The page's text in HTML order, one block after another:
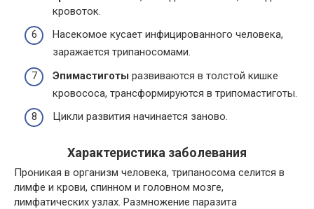
кровоток.
Насекомое кусает инфицированного человека,
заражается трипаносомами.
Эпимастиготы развиваются в толстой кишке
кровососа, трансформируются в трипомастиготы.
Цикли развития начинается заново.
Характеристика заболевания
Проникая в организм человека, трипаносома селится в
лимфе и крови, спинном и головном мозге,
лимфатических узлах. Размножение паразита